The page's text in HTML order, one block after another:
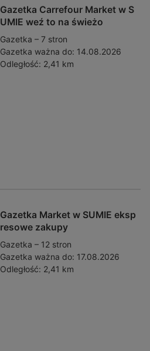
Gazetka Carrefour Market w S
UMIE weź to na świeżo
Gazetka – 7 stron
Gazetka ważna do: 14.08.2026
Odległość: 2,41 km
Gazetka Market w SUMIE eksp
resowe zakupy
Gazetka – 12 stron
Gazetka ważna do: 17.08.2026
Odległość: 2,41 km